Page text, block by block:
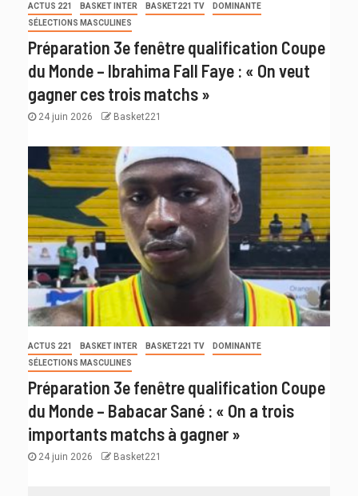
ACTUS 221 BASKET INTER BASKET221 TV
DOMINANTE
SÉLECTIONS MASCULINES
Préparation 3e fenêtre qualification Coupe
du Monde – Ibrahima Fall Faye : « On veut
gagner ces trois matchs »
24 juin 2026 Basket221
ACTUS 221 BASKET INTER BASKET221 TV
DOMINANTE
SÉLECTIONS MASCULINES
Préparation 3e fenêtre qualification Coupe
du Monde – Babacar Sané : « On a trois
importants matchs à gagner »
24 juin 2026 Basket221